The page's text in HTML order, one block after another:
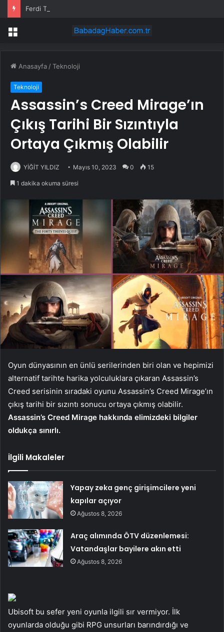
Menü
Anasayfa /Teknoloji
Teknoloji
Assassin’s Creed Mirage’ın
Çıkış Tarihi Bir Sızıntıyla
Ortaya Çıkmış Olabilir
YİĞİT YILDIZ Mayıs 10, 2023 0 15
1 dakika okuma süresi
Oyun dünyasının en ünlü serilerinden biri olan ve hepimizi
alternatif tarihte harika yolculuklara çıkaran Assassin’s
Creed serisinin sıradaki oyunu Assassin’s Creed Mirage’ın
çıkış tarihi bir sızıntı sonucu ortaya çıkmış olabilir.
Assassin’s Creed Mirage hakkında elimizdeki bilgiler
oldukça sınırlı.
İlgili Makaleler
Yapay zeka genç girişimcilere yeni
kapılar açıyor
Ağustos 8, 2026
Araç alımında ÖTV düzenlemesi:
Vatandaşlar bayilere akın etti
Ağustos 8, 2026
Ubisoft bu sefer yeni oyunla ilgili sır vermiyor. İlk
oyunlarda olduğu gibi RPG unsurları barındırdığı ve